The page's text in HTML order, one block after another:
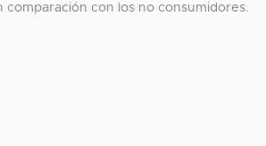
con los no consumidores.